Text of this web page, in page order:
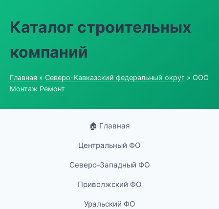
Каталог строительных
компаний
Главная » Северо-Кавказский федеральный округ » ООО
Монтаж Ремонт
🏠 Главная
Центральный ФО
Северо-Западный ФО
Приволжский ФО
Уральский ФО